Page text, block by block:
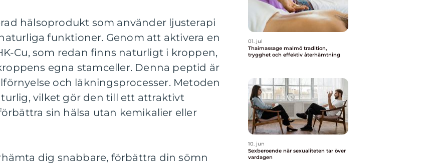
hälsoprodukt som använder ljusterapi
funktioner. Genom att aktivera en
Cu, som redan finns naturligt i kroppen,
egna stamceller. Denna peptid är
och läkningsprocesser. Metoden
vilket gör den till ett attraktivt
sin hälsa utan kemikalier eller
dig snabbare, förbättra din sömn
01. jul
Thaimassage malmö tradition,
trygghet och effektiv återhämtning
10. jun
Sexberoende när sexualiteten tar över
vardagen